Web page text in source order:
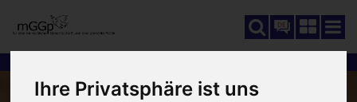
Ihre Privatsphäre ist uns
DE